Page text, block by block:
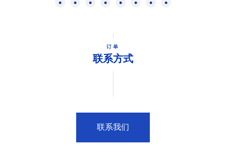
订单
联系方式
联系我们